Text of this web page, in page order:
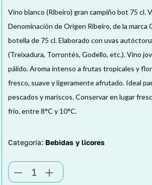
Vino blanco (Ribeiro) gran campiño bot 75 cl.
Denominación de Origen Ribeiro, de la marca
botella de 75 cl. Elaborado con uvas
(Treixadura, Torrontés, Godello, etc.). Vino
pálido. Aroma intenso a frutas tropicales y
fresco, suave y ligeramente afrutado. Ideal
pescados y mariscos. Conservar en lugar
frío, entre 8°C y 10°C.
Categoría: Bebidas y licores